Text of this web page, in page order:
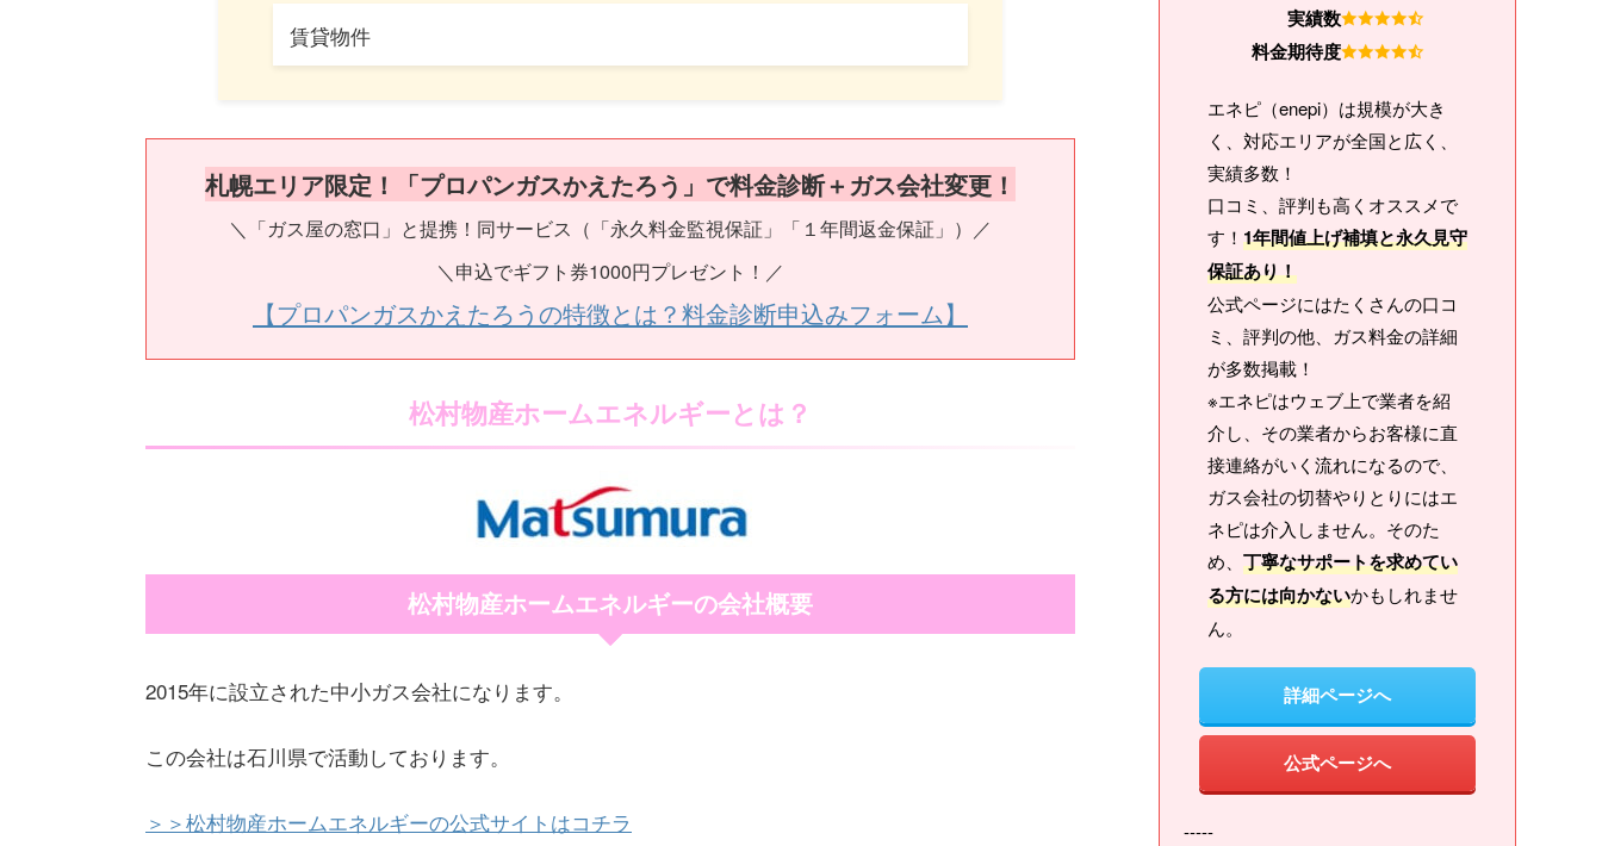
賃貸物件
札幌エリア限定！「プロパンガスかえたろう」で料金診断＋ガス会社変更！
＼「ガス屋の窓口」と提携！同サービス（「永久料金監視保証」「１年間返金保証」）／
＼申込でギフト券1000円プレゼント！／
【プロパンガスかえたろうの特徴とは？料金診断申込みフォーム】
松村物産ホームエネルギーとは？
松村物産ホームエネルギーの会社概要
2015年に設立された中小ガス会社になります。
この会社は石川県で活動しております。
＞＞松村物産ホームエネルギーの公式サイトはコチラ
実績数
料金期待度
エネピ（enepi）は規模が大き
く、対応エリアが全国と広く、
実績多数！
口コミ、評判も高くオススメで
す！ 1年間値上げ補填と永久見守
保証あり！
公式ページにはたくさんの口コ
ミ、評判の他、ガス料金の詳細
が多数掲載！
※エネピはウェブ上で業者を紹
介し、その業者からお客様に直
接連絡がいく流れになるので、
ガス会社の切替やりとりにはエ
ネピは介入しません。そのた
め、 丁寧なサポートを求めてい
る方には向かないかもしれませ
ん。
詳細ページへ
公式ページへ
-----